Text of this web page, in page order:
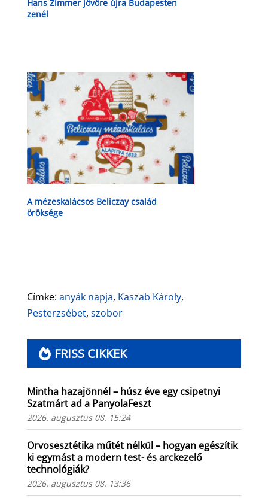
Hans Zimmer jövőre újra Budapesten
zenél
A mézeskalácsos Beliczay család
öröksége
Címke: anyák napja, Kaszab Károly,
Pesterzsébet, szobor
FRISS CIKKEK
Mintha hazajönnél – húsz éve egy csipetnyi
Szatmárt ad a PanyolaFeszt
2026. augusztus 08. 15:24
Orvosesztétika műtét nélkül – hogyan egészítik
ki egymást a modern test- és arckezelő
technológiák?
2026. augusztus 08. 13:36